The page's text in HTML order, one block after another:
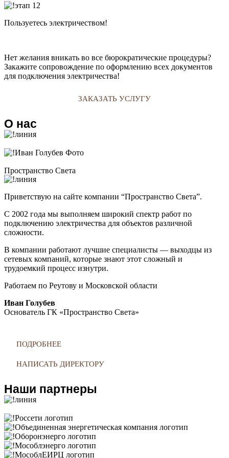
Пользуетесь электричеством!
Нет желания вникать во все бюрократические процедуры?
Закажите сопровождение по оформлению всех документов
для подключения электричества!
ЗАКАЗАТЬ УСЛУГУ
О нас
Пространство Света
Приветствую на сайте компании “Пространство Света”.
С 2002 года мы выполняем широкий спектр работ по
подключению электричества для объектов различной
сложности.
В компании работают лучшие специалисты — выходцы из
сетевых компаний, которые знают этот сложный и
трудоемкий процесс изнутри.
Работаем по Реутову и Московской области
Иван Голубев
Основатель ГК «Пространство Света»
ПОДРОБНЕЕ
НАПИСАТЬ ДИРЕКТОРУ
Наши партнеры